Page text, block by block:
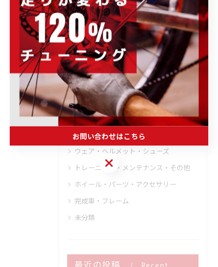
オーバーホール
トレーニング
ブログ
その他のお知らせ
イベント情報
キャンペーン情報
商品・ブランド情報
取り扱いブランド
ウェア・ヘルメット・シューズ
トレーニング・メンテナンス・その他
ホイール・パーツ・アクセサリー
完成車・フレーム
未分類
最近の投稿
Recent
お問い合わせはこちら
お問い合わせはこちら